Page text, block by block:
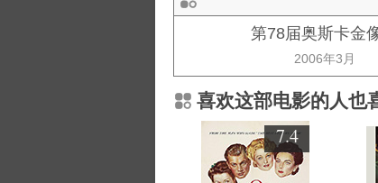
第78届奥斯卡金
2006年3月
喜欢这部电影的人也
7.4